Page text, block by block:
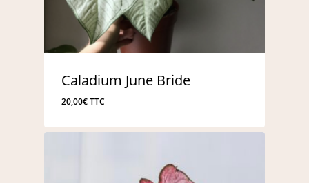
Caladium June Bride
20,00€TTC